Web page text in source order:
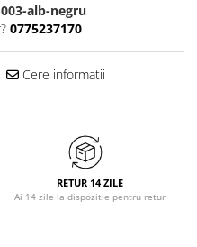
alb-negru
0775237170
Cere informatii
RETUR 14 ZILE
Ai 14 zile la dispozitie pentru retur